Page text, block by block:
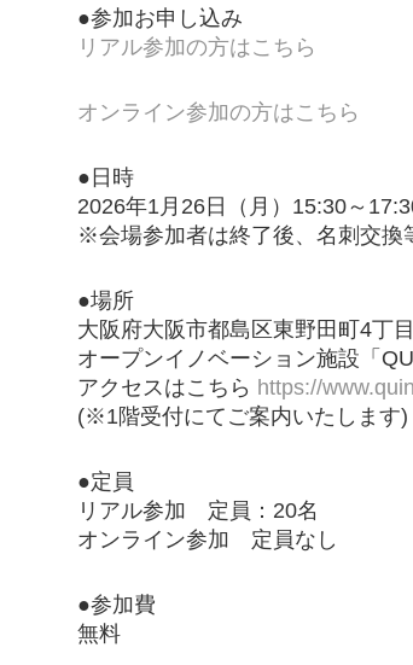
●参加お申し込み
リアル参加の方はこちら
オンライン参加の方はこちら
●日時
2026年1月26日（月）15:30～
※会場参加者は終了後、名刺交換
●場所
大阪府大阪市都島区東野田町4丁
オープンイノベーション施設「
アクセスはこちら https://
(※1階受付にてご案内いたします)
●定員
リアル参加 定員：20名
オンライン参加 定員なし
●参加費
無料